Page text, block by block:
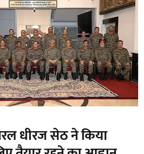
धीरज सेठ ने किया